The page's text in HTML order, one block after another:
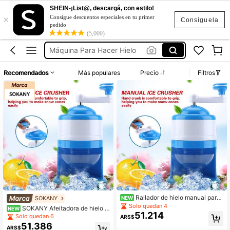
Consíguela
×
SHEIN-¡List@, descargá, con estilo!
Consigue descuentos especiales en tu primer
pedido
(5,000)
Moledora De Hielo
Triturador De Hielo
Máquina Para Hacer Hielo
Maquina Para Moler Hielo
Moledora De Hielo
Triturador De Hielo
Recomendados Más populares Precio Filtros
SOKANY
NEW SOKANY Afeitadora de hielo m
anual para el hogar, máquina de ha
cer/triturar hielo/batidos con maniv
Solo quedan 6
ARS$51.386
NEW Rallador de hielo manual para
el hogar, máquina de hacer/triturar
hielo/batidos con manivela. Diseño
de trituración de hielo con manivel
Solo quedan 4
ARS$51.214